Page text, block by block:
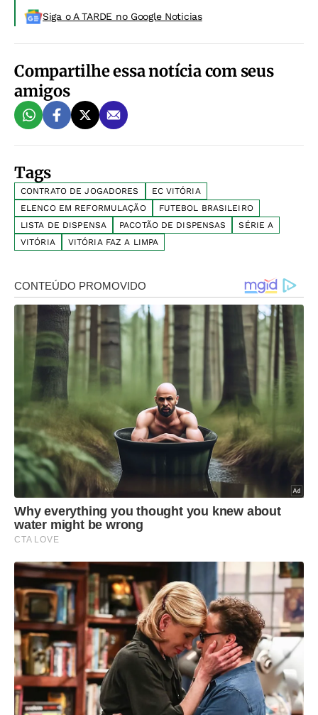
Siga o A TARDE no Google Noticias
Compartilhe essa notícia com seus
amigos
Tags
CONTRATO DE JOGADORES
EC VITÓRIA
ELENCO EM REFORMULAÇÃO
FUTEBOL BRASILEIRO
LISTA DE DISPENSA
PACOTÃO DE DISPENSAS
SÉRIE A
VITÓRIA
VITÓRIA FAZ A LIMPA